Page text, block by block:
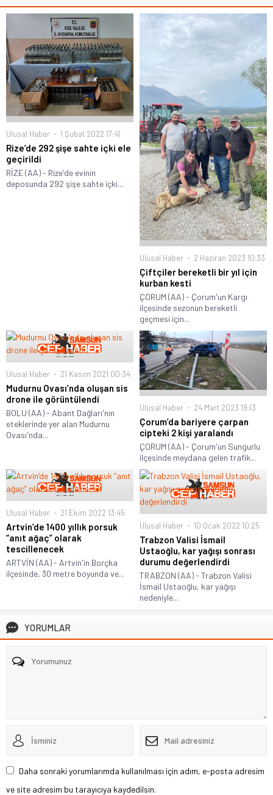
Ulusal Haber 1 Şubat 2022 17:41
Rize’de 292 şişe sahte içki ele
geçirildi
RİZE (AA) - Rize'de evinin
deposunda 292 şişe sahte içki...
Ulusal Haber 2 Haziran 2023 10:33
Çiftçiler bereketli bir yıl için
kurban kesti
ÇORUM (AA) - Çorum'un Kargı
ilçesinde sezonun bereketli
geçmesi için...
Ulusal Haber 21 Kasım 2021 00:34
Mudurnu Ovası’nda oluşan sis
drone ile görüntülendi
BOLU (AA) - Abant Dağları'nın
eteklerinde yer alan Mudurnu
Ovası'nda...
Ulusal Haber 24 Mart 2023 19:13
Çorum’da bariyere çarpan
cipteki 2 kişi yaralandı
ÇORUM (AA) - Çorum'un Sungurlu
ilçesinde meydana gelen trafik...
Ulusal Haber 21 Ekim 2022 13:45
Artvin’de 1400 yıllık porsuk
“anıt ağaç” olarak
tescillenecek
ARTVİN (AA) - Artvin'in Borçka
ilçesinde, 30 metre boyunda ve...
Ulusal Haber 10 Ocak 2022 10:25
Trabzon Valisi İsmail
Ustaoğlu, kar yağışı sonrası
durumu değerlendirdi
TRABZON (AA) - Trabzon Valisi
İsmail Ustaoğlu, kar yağışı
nedeniyle...
YORUMLAR
Daha sonraki yorumlarımda kullanılması için adım, e-posta adresim
ve site adresim bu tarayıcıya kaydedilsin.